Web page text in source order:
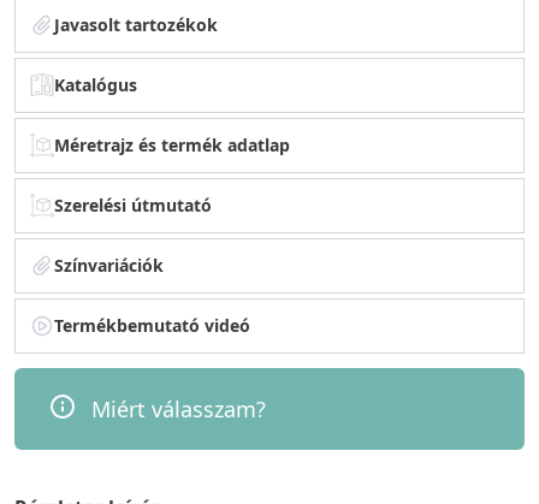
Javasolt tartozékok
Katalógus
Méretrajz és termék adatlap
Szerelési útmutató
Színvariációk
Termékbemutató videó
Miért válasszam?